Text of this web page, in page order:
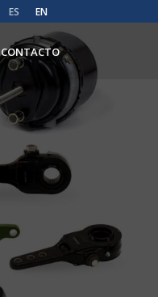
ES EN
CONTACTO